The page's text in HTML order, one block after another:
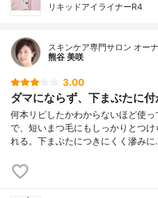
リキッドアイライナーR4
スキンケア専門サロン オー
熊谷 美咲
3.00
ダマにならず、下まぶたに付
何本リピしたかわからないほど使
で、短いまつ毛にもしっかりとつ
れる。下まぶたにつきにくく滲み